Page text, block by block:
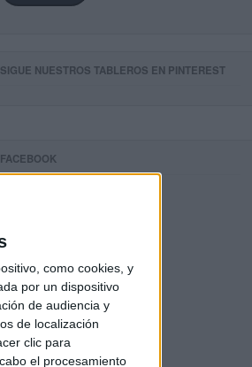
como cookies, y
por un dispositivo
de audiencia y
de localización
clic para
el procesamiento
SIGUE NUESTROS TABLEROS EN PINTEREST
FACEBOOK